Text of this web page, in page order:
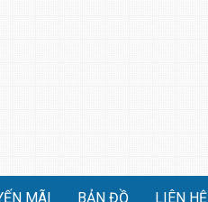
MÃI BẢN ĐỒ LIÊN HỆ